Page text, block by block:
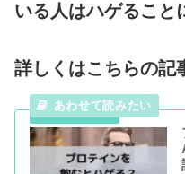
いる人はハゲること
詳しくはこちらの記